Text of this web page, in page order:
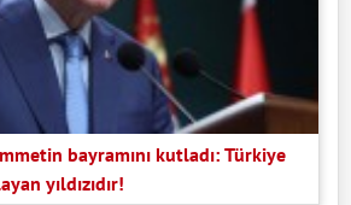
bayramını kutladı: Türkiye
yıldızıdır!